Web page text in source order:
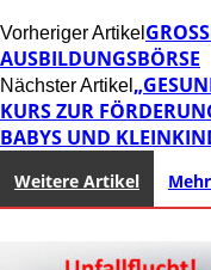
Vorheriger Artikel
USBILDUNGSBÖRSE
Nächster Artikel
KURS ZUR
BABYS UND
Weitere Artikel